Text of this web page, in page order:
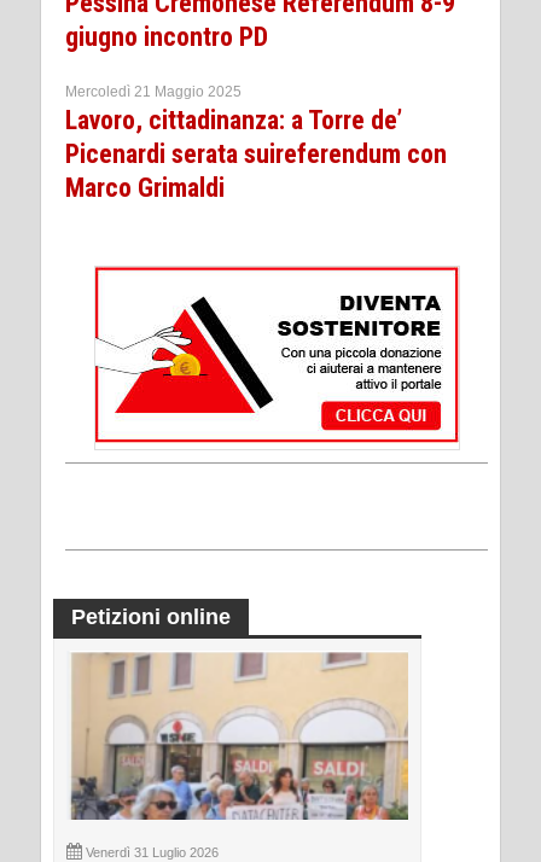
giugno incontro PD
Mercoledì 21 Maggio 2025
Lavoro, cittadinanza: a Torre de’
Picenardi serata suireferendum con
Marco Grimaldi
Petizioni online
Venerdì 31 Luglio 2026